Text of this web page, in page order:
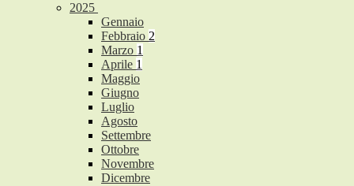
2025
Gennaio
Febbraio 2
Marzo 1
Aprile 1
Maggio
Giugno
Luglio
Agosto
Settembre
Ottobre
Novembre
Dicembre